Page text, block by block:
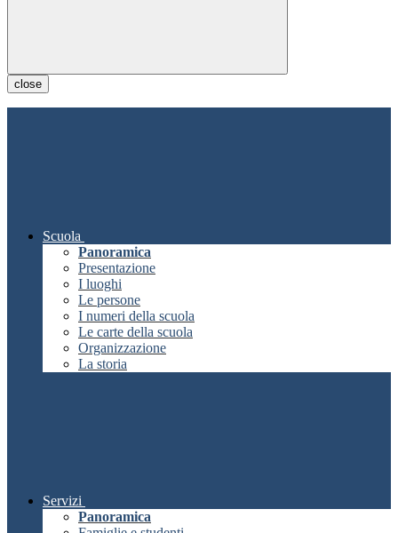
close
Scuola
Panoramica
Presentazione
I luoghi
Le persone
I numeri della scuola
Le carte della scuola
Organizzazione
La storia
Servizi
Panoramica